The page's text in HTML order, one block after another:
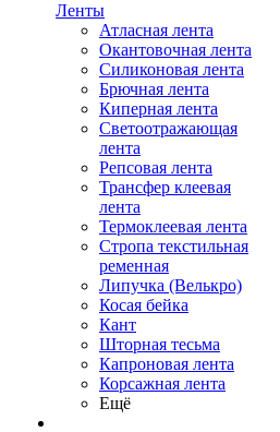
Ленты
Атласная лента
Окантовочная лента
Силиконовая лента
Брючная лента
Киперная лента
Светоотражающая
лента
Репсовая лента
Трансфер клеевая
лента
Термоклеевая лента
Стропа текстильная
ременная
Липучка (Велькро)
Косая бейка
Кант
Шторная тесьма
Капроновая лента
Корсажная лента
Ещё